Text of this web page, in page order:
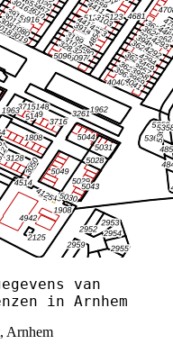
van
in Arnhem
Arnhem